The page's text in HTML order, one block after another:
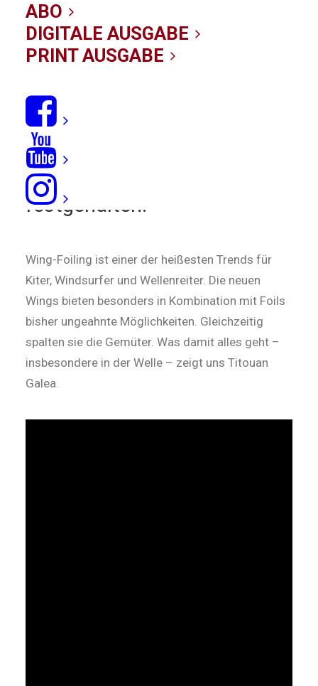
ABO
DIGITALE AUSGABE
PRINT AUSGABE
12/03/2020 INNEWS | BY KITE-REDAKTION
unseres letzten Tests auf Sal
der F-One Profi Titouan
Galea vor uns auf. Wir haben
die Action mit der Drohne
festgehalten.
Wing-Foiling ist einer der heißesten Trends für
Kiter, Windsurfer und Wellenreiter. Die neuen
Wings bieten besonders in Kombination mit Foils
bisher ungeahnte Möglichkeiten. Gleichzeitig
spalten sie die Gemüter. Was damit alles geht –
insbesondere in der Welle – zeigt uns Titouan
Galea.